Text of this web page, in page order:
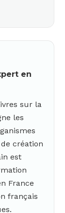
en
sur la
les
création
est
France
français